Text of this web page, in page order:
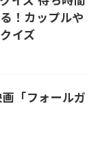
！カップルや
イズ
「フォールガ